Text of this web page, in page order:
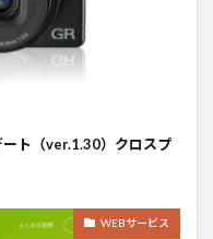
ト（ver.1.30）クロスプ
WEBサービス